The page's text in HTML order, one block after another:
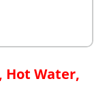
Hot Water,